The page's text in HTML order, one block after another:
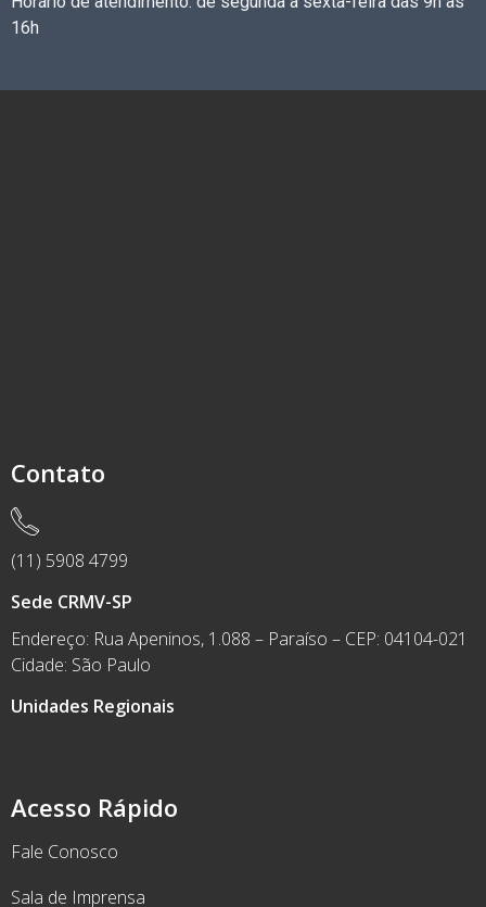
16h
Acesso Rápido
Fale Conosco
Sala de Imprensa
Contato
(11) 5908 4799
Sede CRMV-SP
Endereço: Rua Apeninos, 1.088 – Paraíso – CEP: 04104-021
Cidade: São Paulo
Unidades Regionais